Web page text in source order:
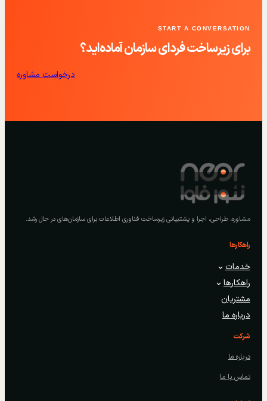
START A CONVERSATION
برای زیرساخت فردای سازمان آماده‌اید؟
درخواست مشاوره
مشاوره، طراحی، اجرا و پشتیبانی زیرساخت فناوری اطلاعات برای سازمان‌های در حال رشد.
راهکارها
خدمات
راهکارها
مشتریان
درباره ما
شرکت
درباره ما
تماس با ما